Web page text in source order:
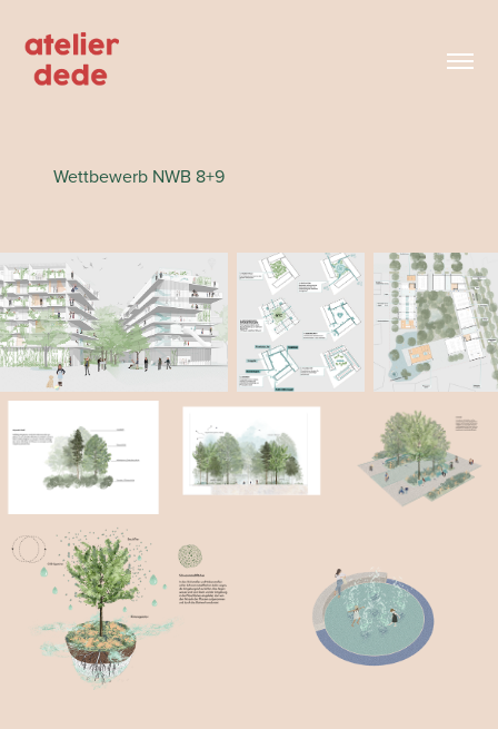
Wettbewerb NWB 8+9